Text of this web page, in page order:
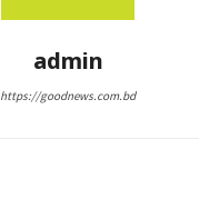
admin
https://goodnews.com.bd